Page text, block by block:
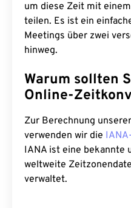
um diese Zeit mit
teilen. Es ist ein
Meetings über zwei
hinweg.
Warum sollten
Online-
Zur Berechnung
verwenden wir die IANA-
IANA ist eine bekannte
weltweite
verwaltet.